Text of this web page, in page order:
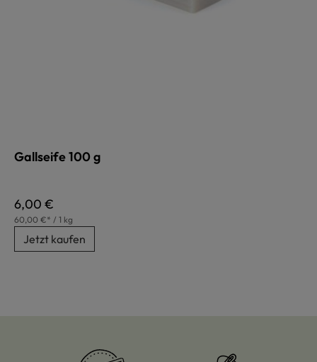
Gallseife 100 g
Regulärer Preis:
6,00 €
60,00 €* / 1 kg
Jetzt kaufen